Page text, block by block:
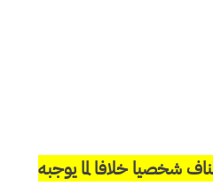
شخصيا خلافا لما يوجبه